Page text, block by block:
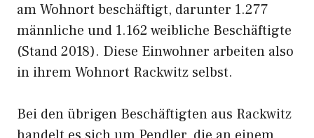
am Wohnort beschäftigt, darunter 1.277
männliche und 1.162 weibliche Beschäftigte
(Stand 2018). Diese Einwohner arbeiten also
in ihrem Wohnort Rackwitz selbst.
Bei den übrigen Beschäftigten aus Rackwitz